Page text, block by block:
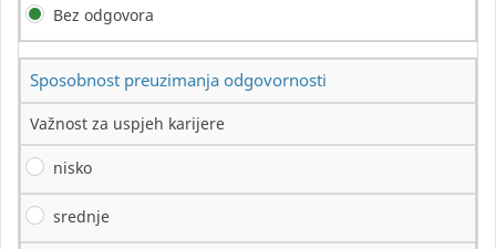
Bez odgovora
Sposobnost preuzimanja odgovornosti
Važnost za uspjeh karijere
nisko
srednje